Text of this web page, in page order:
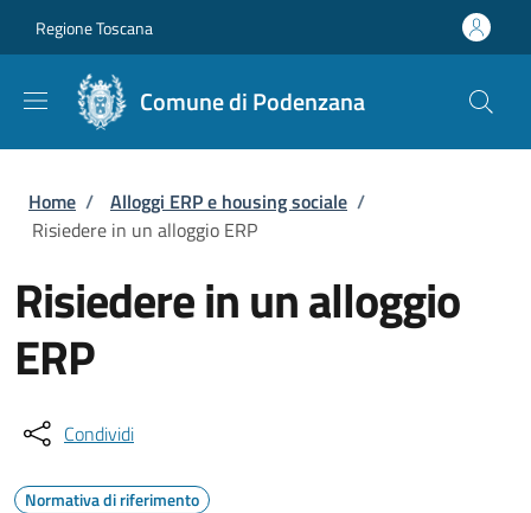
Regione Toscana
Comune di Podenzana
Briciole di pane
Home / Alloggi ERP e housing sociale /
Risiedere in un alloggio ERP
Risiedere in un alloggio
ERP
Condividi
Normativa di riferimento